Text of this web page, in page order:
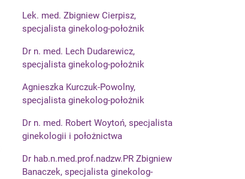
Lek. med. Zbigniew Cierpisz,
specjalista ginekolog-położnik
Dr n. med. Lech Dudarewicz,
specjalista ginekolog-położnik
Agnieszka Kurczuk-Powolny,
specjalista ginekolog-położnik
Dr n. med. Robert Woytoń, specjalista
ginekologii i położnictwa
Dr hab.n.med.prof.nadzw.PR Zbigniew
Banaczek, specjalista ginekolog-